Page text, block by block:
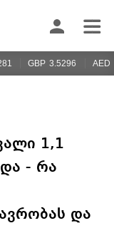
GBP 3.5296 AED
1,1
- რა
და